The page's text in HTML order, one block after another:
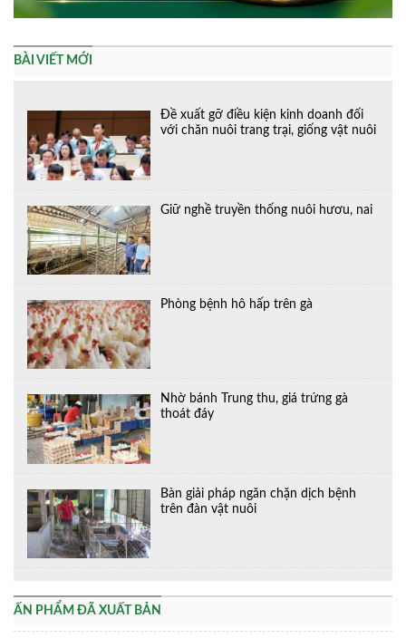
BÀI VIẾT MỚI
Đề xuất gỡ điều kiện kinh doanh đối
với chăn nuôi trang trại, giống vật nuôi
Giữ nghề truyền thống nuôi hươu, nai
Phòng bệnh hô hấp trên gà
Nhờ bánh Trung thu, giá trứng gà
thoát đáy
Bàn giải pháp ngăn chặn dịch bệnh
trên đàn vật nuôi
ẤN PHẨM ĐÃ XUẤT BẢN